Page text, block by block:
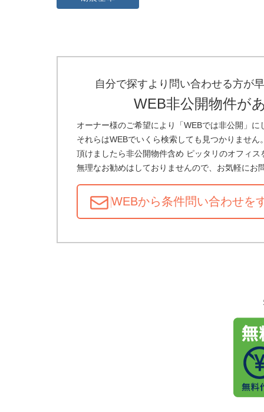
自分で探すより問い合わせる方が
WEB非公開物件が
オーナー様のご希望により「WEBでは非公開」に
それらはWEBでいくら検索しても見つかりませ
頂けましたら非公開物件含め ピッタリのオフィス
無理なお勧めはしておりませんので、お気軽にお
WEBから条件問い合わせを